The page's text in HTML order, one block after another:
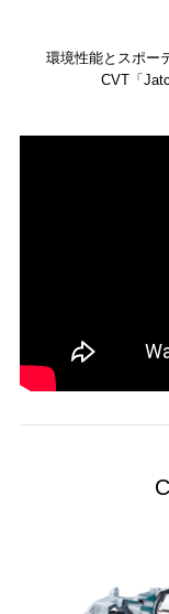
環境性能とスポー
CVT「